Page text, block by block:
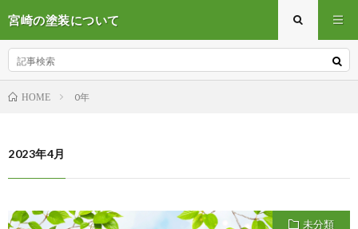
宮崎の塗装について
HOME 0年
2023年4月
未分類